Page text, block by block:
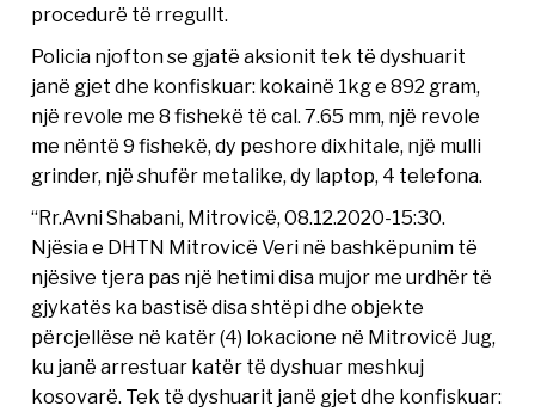
procedurë të rregullt.
Policia njofton se gjatë aksionit tek të dyshuarit
janë gjet dhe konfiskuar: kokainë 1kg e 892 gram,
një revole me 8 fishekë të cal. 7.65 mm, një revole
me nëntë 9 fishekë, dy peshore dixhitale, një mulli
grinder, një shufër metalike, dy laptop, 4 telefona.
“Rr.Avni Shabani, Mitrovicë, 08.12.2020-15:30.
Njësia e DHTN Mitrovicë Veri në bashkëpunim të
njësive tjera pas një hetimi disa mujor me urdhër të
gjykatës ka bastisë disa shtëpi dhe objekte
përcjellëse në katër (4) lokacione në Mitrovicë Jug,
ku janë arrestuar katër të dyshuar meshkuj
kosovarë. Tek të dyshuarit janë gjet dhe konfiskuar: